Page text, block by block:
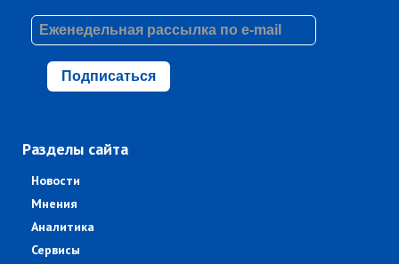
Подписаться
Разделы сайта
Новости
Мнения
Аналитика
Сервисы